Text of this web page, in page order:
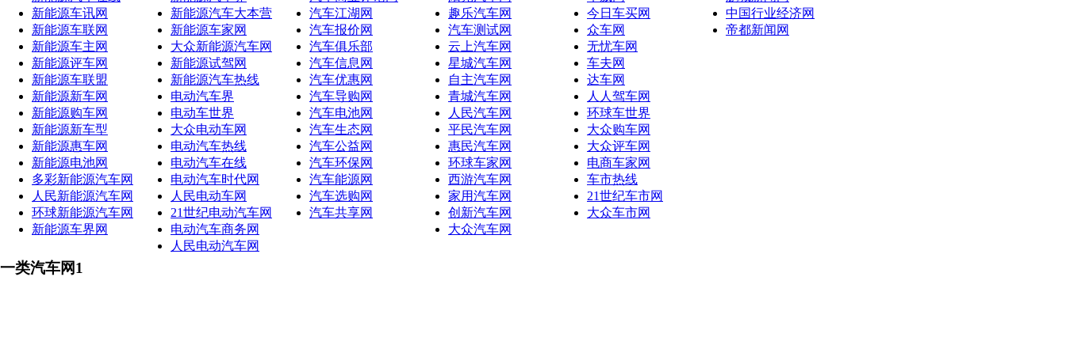
新能源车讯网
新能源车联网
新能源车主网
新能源评车网
新能源车联盟
新能源新车网
新能源购车网
新能源新车型
新能源惠车网
新能源电池网
多彩新能源汽车网
人民新能源汽车网
环球新能源汽车网
新能源车界网
新能源汽车大本营
新能源车家网
大众新能源汽车网
新能源试驾网
新能源汽车热线
电动汽车界
电动车世界
大众电动车网
电动汽车热线
电动汽车在线
电动汽车时代网
人民电动车网
21世纪电动汽车网
电动汽车商务网
人民电动汽车网
汽车江湖网
汽车报价网
汽车俱乐部
汽车信息网
汽车优惠网
汽车导购网
汽车电池网
汽车生态网
汽车公益网
汽车环保网
汽车能源网
汽车选购网
汽车共享网
趣乐汽车网
汽车测试网
云上汽车网
星城汽车网
自主汽车网
青城汽车网
人民汽车网
平民汽车网
惠民汽车网
环球车家网
西游汽车网
家用汽车网
创新汽车网
大众汽车网
今日车买网
众车网
无忧车网
车夫网
达车网
人人驾车网
环球车世界
大众购车网
大众评车网
电商车家网
车市热线
21世纪车市网
大众车市网
中国行业经济网
帝都新闻网
一类汽车网1